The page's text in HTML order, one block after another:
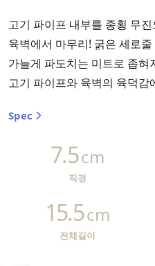
고기 파이프 내부를 종횡 무
육벽에서 마무리! 굵은 세로줄
가늘게 파도치는 미트로 좁혀
고기 파이프와 육벽의 육덕감
Spec
직경
7.5cm
전체길이
15.5cm